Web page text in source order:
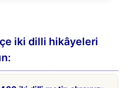
iki dilli hikâyeleri